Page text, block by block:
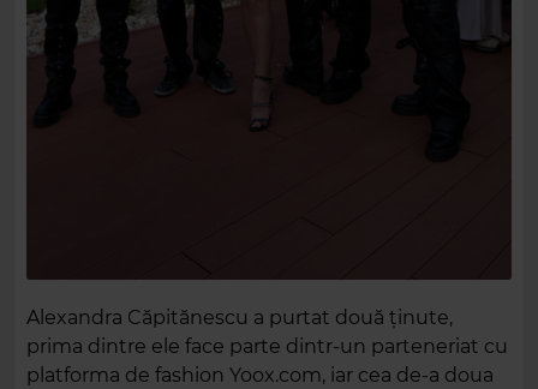
Alexandra Căpitănescu a purtat două ținute,
prima dintre ele face parte dintr-un parteneriat cu
platforma de fashion Yoox.com, iar cea de-a doua